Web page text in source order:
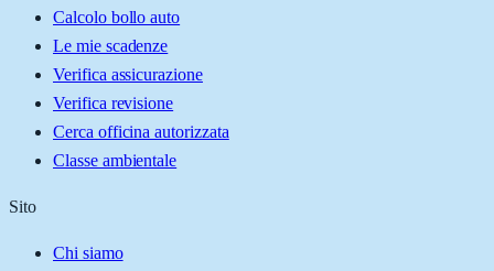
Calcolo bollo auto
Le mie scadenze
Verifica assicurazione
Verifica revisione
Cerca officina autorizzata
Classe ambientale
Sito
Chi siamo